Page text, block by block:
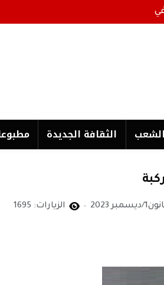
الثقافة الجدیدة
الزيارات: 1695